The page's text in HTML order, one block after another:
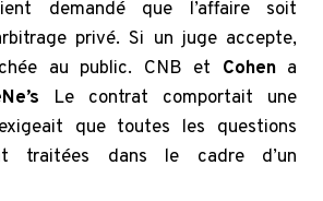
demandé que l’affaire soit
privé. Si un juge accepte,
au public. CNB et Cohen a
Le contrat comportait une
que toutes les questions
traitées dans le cadre d’un